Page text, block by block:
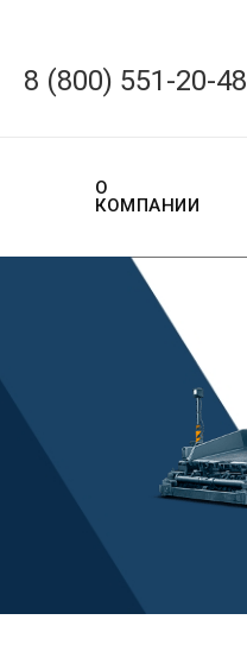
8 (800) 551-20-48
О
КОМПАНИИ